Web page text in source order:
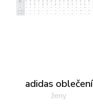
adidas oblečení
ženy